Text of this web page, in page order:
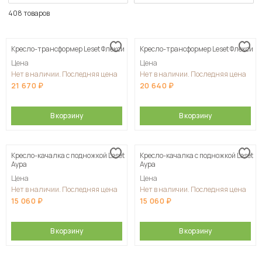
Сначала дорогие
408 товаров
Кресло-трансформер Leset Флекси
Цена
Нет в наличии. Последняя цена
21 670
В корзину
Кресло-трансформер Leset Флекси
Цена
Нет в наличии. Последняя цена
20 640
В корзину
Кресло-качалка с подножкой Leset
Аура
Цена
Нет в наличии. Последняя цена
15 060
В корзину
Кресло-качалка с подножкой Leset
Аура
Цена
Нет в наличии. Последняя цена
15 060
В корзину